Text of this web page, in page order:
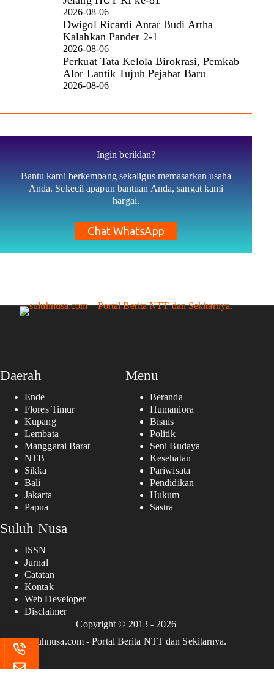
2026-08-06
Dwigol Ricardi Antar Budi Artha
Kalahkan Pander 2-1
2026-08-06
Perkuat Tata Kelola Birokrasi, Pemkab
Alor Lantik Tujuh Pejabat Baru
2026-08-06
Ingin beriklan?
Bantu kami berkembang sekaligus memasarkan usaha
Anda. Sekecil apapun bantuan Anda, sangat kami
hargai.
Chat WhatsApp
Daerah
Ende
Flores Timur
Kupang
Lembata
Manggarai Barat
NTB
Sikka
Bali
Jakarta
Papua
Menu
Beranda
Humaniora
Bisnis
Politik
Seni Budaya
Kesehatan
Pariwisata
Pendidikan
Hukum
Sastra
Suluh Nusa
ISSN
Jurnal
Catatan
Kontak
Web Developer
Disclaimer
Copyright © 2013 - 2026
suluhnusa.com - Portal Berita NTT dan Sekitarnya.